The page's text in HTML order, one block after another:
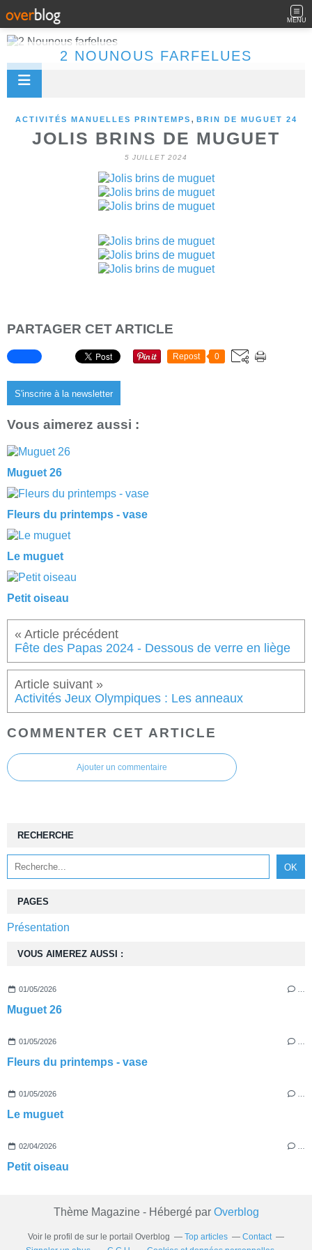
MENU
2 NOUNOUS FARFELUES
ACTIVITÉS MANUELLES PRINTEMPS , BRIN DE MUGUET 24
JOLIS BRINS DE MUGUET
5 JUILLET 2024
PARTAGER CET ARTICLE
Repost 0
S'inscrire à la newsletter
Vous aimerez aussi :
Muguet 26
Fleurs du printemps - vase
Le muguet
Petit oiseau
Fête des Papas 2024 - Dessous de verre en liège
Activités Jeux Olympiques : Les anneaux
COMMENTER CET ARTICLE
Ajouter un commentaire
RECHERCHE
VOUS AIMEREZ AUSSI :
01/05/2026
Muguet 26
01/05/2026
Fleurs du printemps - vase
01/05/2026
Le muguet
02/04/2026
Petit oiseau
PAGES
Présentation
Thème Magazine - Hébergé par Overblog
Voir le profil de sur le portail Overblog Top articles
Contact